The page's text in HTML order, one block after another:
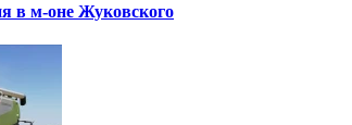
в м-оне Жуковского